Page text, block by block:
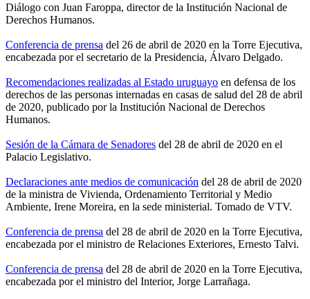
Diálogo con Juan Faroppa, director de la Institución Nacional de
Derechos Humanos.
Conferencia de prensa del 26 de abril de 2020 en la Torre Ejecutiva,
encabezada por el secretario de la Presidencia, Álvaro Delgado.
Recomendaciones realizadas al Estado uruguayo en defensa de los
derechos de las personas internadas en casas de salud del 28 de abril
de 2020, publicado por la Institución Nacional de Derechos
Humanos.
Sesión de la Cámara de Senadores del 28 de abril de 2020 en el
Palacio Legislativo.
Declaraciones ante medios de comunicación del 28 de abril de 2020
de la ministra de Vivienda, Ordenamiento Territorial y Medio
Ambiente, Irene Moreira, en la sede ministerial. Tomado de VTV.
Conferencia de prensa del 28 de abril de 2020 en la Torre Ejecutiva,
encabezada por el ministro de Relaciones Exteriores, Ernesto Talvi.
Conferencia de prensa del 28 de abril de 2020 en la Torre Ejecutiva,
encabezada por el ministro del Interior, Jorge Larrañaga.